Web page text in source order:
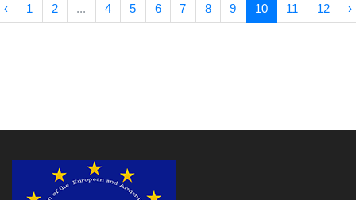
‹ 1 2 ... 4 5 6 7 8 9 10 11 12 ›